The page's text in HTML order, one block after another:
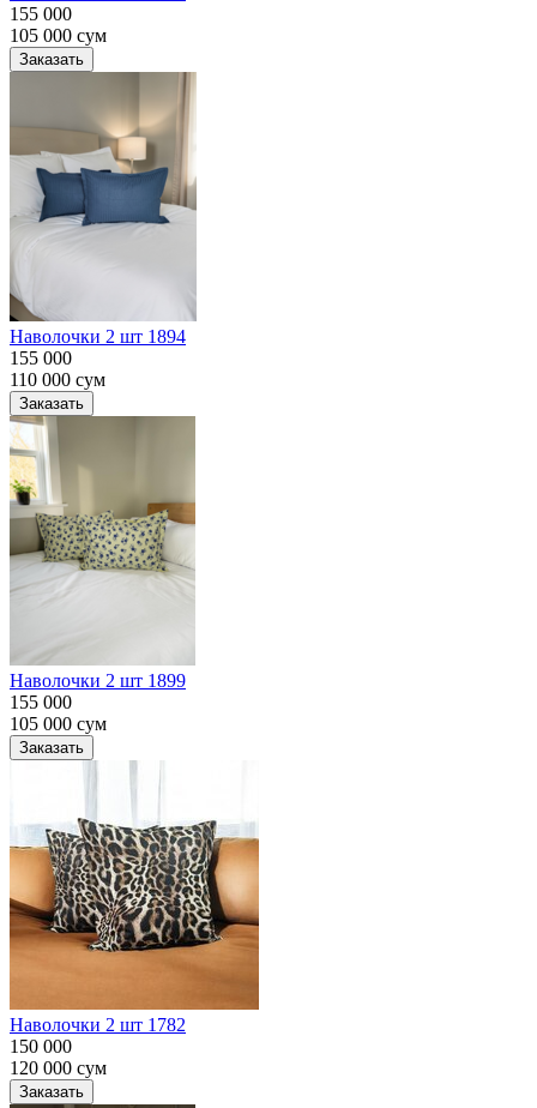
155 000
105 000 сум
Заказать
Наволочки 2 шт 1894
155 000
110 000 сум
Заказать
Наволочки 2 шт 1899
155 000
105 000 сум
Заказать
Наволочки 2 шт 1782
150 000
120 000 сум
Заказать